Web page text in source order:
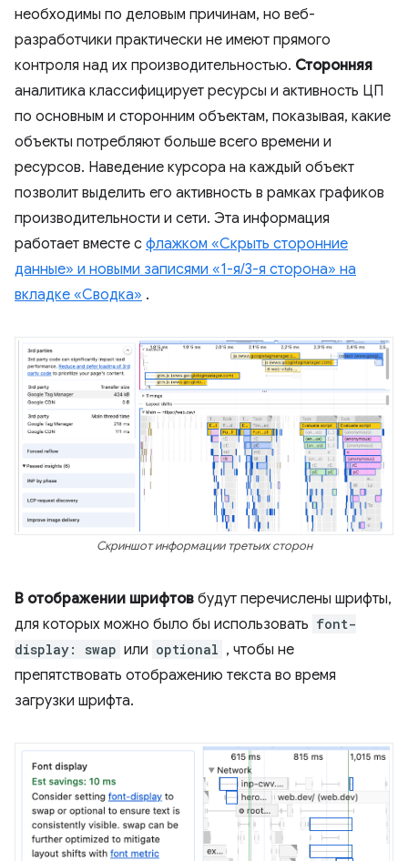
необходимы по деловым причинам, но веб-
разработчики практически не имеют прямого
контроля над их производительностью. Сторонняя
аналитика классифицирует ресурсы и активность ЦП
по основным и сторонним объектам, показывая, какие
объекты потребляют больше всего времени и
ресурсов. Наведение курсора на каждый объект
позволит выделить его активность в рамках графиков
производительности и сети. Эта информация
работает вместе с флажком «Скрыть сторонние
данные» и новыми записями «1-я/3-я сторона» на
вкладке «Сводка» .
Скриншот информации третьих сторон
В отображении шрифтов будут перечислены шрифты,
для которых можно было бы использовать font-
display: swap или optional , чтобы не
препятствовать отображению текста во время
загрузки шрифта.